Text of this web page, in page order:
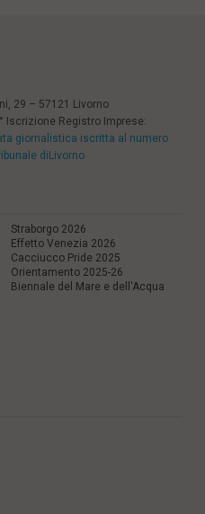
29 – 57121 Livorno
Iscrizione Registro Imprese:
giornalistica iscritta al numero
diLivorno
Straborgo 2026
Effetto Venezia 2026
Cacciucco Pride 2025
Orientamento 2025-26
Biennale del Mare e dell'Acqua